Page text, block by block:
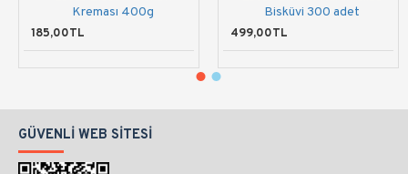
Kreması 400g
185,00TL
Bisküvi 300 adet
499,00TL
GÜVENLI WEB SITESI